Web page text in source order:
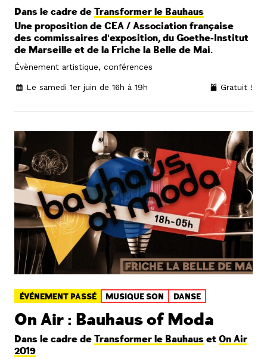
Dans le cadre de Transformer le Bauhaus
Une proposition de CEA / Association française
des commissaires d'exposition, du Goethe-Institut
de Marseille et de la Friche la Belle de Mai.
Évènement artistique, conférences
Le samedi 1er juin de 16h à 19h Gratuit !
ÉVÉNEMENT PASSÉ MUSIQUE SON DANSE
On Air : Bauhaus of Moda
Dans le cadre de Transformer le Bauhaus et On Air
2019